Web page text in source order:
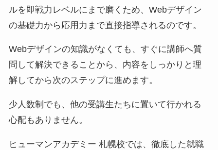
ルを即戦力レベルにまで磨くため、Webデザイン
の基礎力から応用力まで直接指導されるのです。
Webデザインの知識がなくても、すぐに講師へ質
問して解決できることから、内容をしっかりと理
解してから次のステップに進めます。
少人数制でも、他の受講生たちに置いて行かれる
心配もありません。
ヒューマンアカデミー 札幌校では、徹底した就職